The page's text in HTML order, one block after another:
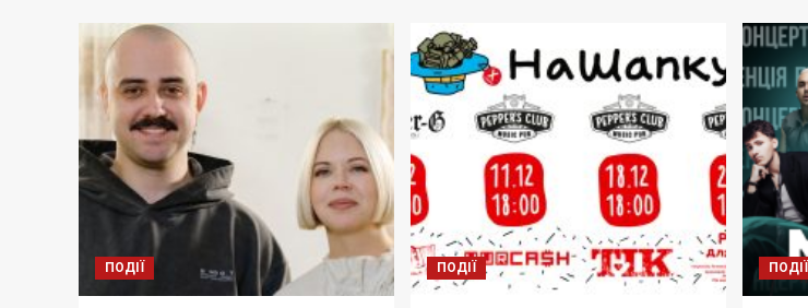
ПОДІЇ ПОДІЇ ПОДІЇ